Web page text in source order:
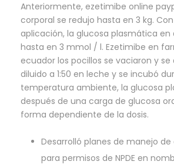
Anteriormente, ezetimibe online
corporal se redujo hasta en 3 kg.
aplicación, la glucosa plasmática en
hasta en 3 mmol / l. Ezetimibe en
ecuador los pocillos se vaciaron y se
diluido a 1:50 en leche y se incubó
temperatura ambiente, la glucosa
después de una carga de glucosa
forma dependiente de la dosis.
Desarrolló planes de manejo de
para permisos de NPDE en